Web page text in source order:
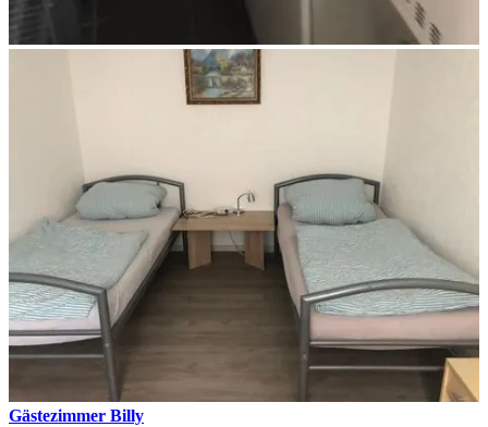
Gästezimmer Billy